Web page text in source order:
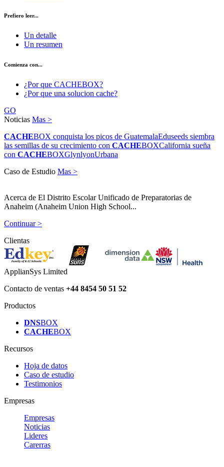
Prefiero leer...
Un detalle
Un resumen
Comienza con...
¿Por que CACHEBOX?
¿Por que una solucion cache?
GO
Noticias Mas >
CACHEBOX conquista los picos de GuatemalaEduseeds siembra
las semillas de su crecimiento con CACHEBOXCalifornia sueña
con CACHEBOXGlynlyonUrbana
Caso de Estudio Mas >
Acerca de El Distrito Escolar Unificado de Preparatorias de
Anaheim (Anaheim Union High School...
Continuar >
Clientas
ApplianSys Limited
Contacto de ventas +44 8454 50 51 52
Productos
DNSBOX
CACHEBOX
Recursos
Hoja de datos
Caso de estudio
Testimonios
Empresas
Empresas
Noticias
Lideres
Carerras